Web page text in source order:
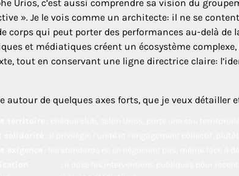
Urios, c’est aussi comprendre sa vision du
». Je le vois comme un architecte: il ne se
corps qui peut porter des performances au-delà de
et médiatiques créent un écosystème
tout en conservant une ligne directrice claire:
autour de quelques axes forts, que je veux détailler